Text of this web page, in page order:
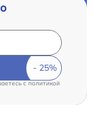
c политикой